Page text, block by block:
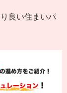
良い住まいパ